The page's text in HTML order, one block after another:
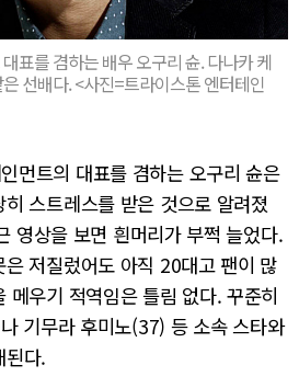
표를 겸하는 배우 오구리 슌. 다나카 케
선배다. <사진=트라이스톤 엔터테인
먼트의 대표를 겸하는 오구리 슌은
스트레스를 받은 것으로 알려졌
영상을 보면 흰머리가 부쩍 늘었다.
저질렀어도 아직 20대고 팬이 많
메우기 적역임은 틀림 없다. 꾸준히
기무라 후미노(37) 등 소속 스타와
된다.